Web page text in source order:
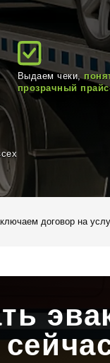
Выдаем чеки,
прозрачный
договор на